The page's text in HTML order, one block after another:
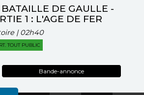
DE GAULLE -
1 : L'AGE DE FER
| 02h40
TOUT PUBLIC
Bande-annonce